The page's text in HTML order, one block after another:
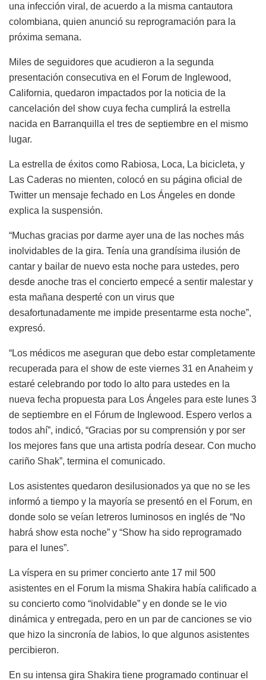
una infección viral, de acuerdo a la misma cantautora
colombiana, quien anunció su reprogramación para la
próxima semana.
Miles de seguidores que acudieron a la segunda
presentación consecutiva en el Forum de Inglewood,
California, quedaron impactados por la noticia de la
cancelación del show cuya fecha cumplirá la estrella
nacida en Barranquilla el tres de septiembre en el mismo
lugar.
La estrella de éxitos como Rabiosa, Loca, La bicicleta, y
Las Caderas no mienten, colocó en su página oficial de
Twitter un mensaje fechado en Los Ángeles en donde
explica la suspensión.
“Muchas gracias por darme ayer una de las noches más
inolvidables de la gira. Tenía una grandísima ilusión de
cantar y bailar de nuevo esta noche para ustedes, pero
desde anoche tras el concierto empecé a sentir malestar y
esta mañana desperté con un virus que
desafortunadamente me impide presentarme esta noche”,
expresó.
“Los médicos me aseguran que debo estar completamente
recuperada para el show de este viernes 31 en Anaheim y
estaré celebrando por todo lo alto para ustedes en la
nueva fecha propuesta para Los Ángeles para este lunes 3
de septiembre en el Fórum de Inglewood. Espero verlos a
todos ahí”, indicó, “Gracias por su comprensión y por ser
los mejores fans que una artista podría desear. Con mucho
cariño Shak”, termina el comunicado.
Los asistentes quedaron desilusionados ya que no se les
informó a tiempo y la mayoría se presentó en el Forum, en
donde solo se veían letreros luminosos en inglés de “No
habrá show esta noche” y “Show ha sido reprogramado
para el lunes”.
La víspera en su primer concierto ante 17 mil 500
asistentes en el Forum la misma Shakira había calificado a
su concierto como “inolvidable” y en donde se le vio
dinámica y entregada, pero en un par de canciones se vio
que hizo la sincronía de labios, lo que algunos asistentes
percibieron.
En su intensa gira Shakira tiene programado continuar el